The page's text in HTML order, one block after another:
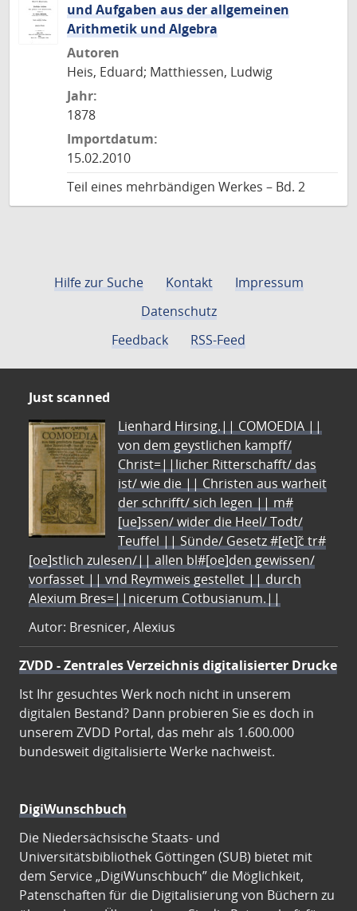
und Aufgaben aus der allgemeinen
Arithmetik und Algebra
Autoren
Heis, Eduard; Matthiessen, Ludwig
Jahr:
1878
Importdatum:
15.02.2010
Teil eines mehrbändigen Werkes – Bd. 2
Hilfe zur Suche Kontakt
Impressum
Datenschutz
Feedback
RSS-Feed
Just scanned
Lienhard Hirsing.|| COMOEDIA ||
von dem geystlichen kampff/
Christ=||licher Ritterschafft/ das
ist/ wie die || Christen aus warheit
der schrifft/ sich legen || m#
[ue]ssen/ wider die Heel/ Todt/
Teuffel || Sünde/ Gesetz #[et]c̃ tr#
[oe]stlich zulesen/|| allen bl#[oe]den gewissen/
vorfasset || vnd Reymweis gestellet || durch
Alexium Bres=||nicerum Cotbusianum.||
Autor: Bresnicer, Alexius
ZVDD - Zentrales Verzeichnis digitalisierter Drucke
Ist Ihr gesuchtes Werk noch nicht in unserem
digitalen Bestand? Dann probieren Sie es doch in
unserem ZVDD Portal, das mehr als 1.600.000
bundesweit digitalisierte Werke nachweist.
DigiWunschbuch
Die Niedersächsische Staats- und
Universitätsbibliothek Göttingen (SUB) bietet mit
dem Service „DigiWunschbuch” die Möglichkeit,
Patenschaften für die Digitalisierung von Büchern zu